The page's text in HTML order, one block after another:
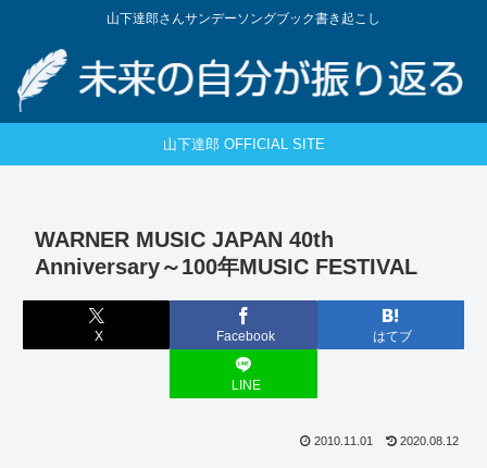
山下達郎さんサンデーソングブック書き起こし
山下達郎 OFFICIAL SITE
WARNER MUSIC JAPAN 40th
Anniversary～100年MUSIC FESTIVAL
X Facebook はてブ
LINE
2010.11.01 2020.08.12